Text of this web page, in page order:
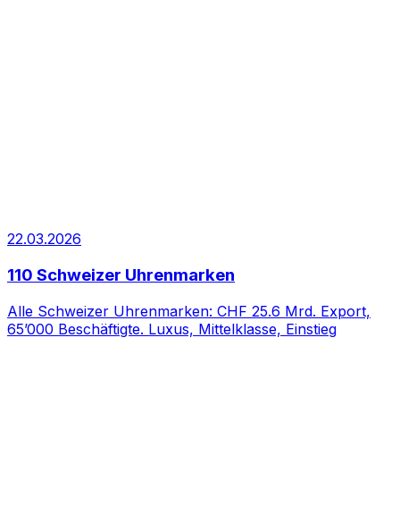
22.03.2026
110 Schweizer Uhrenmarken
Alle Schweizer Uhrenmarken: CHF 25.6 Mrd. Export,
65’000 Beschäftigte. Luxus, Mittelklasse, Einstieg